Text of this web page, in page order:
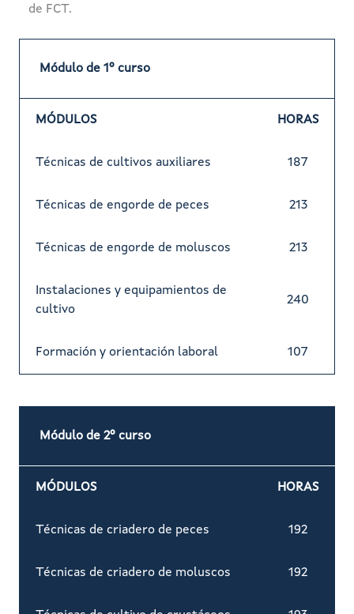
de FCT.
Módulo de 1º curso
MÓDULOS HORAS
Técnicas de cultivos auxiliares 187
Técnicas de engorde de peces 213
Técnicas de engorde de moluscos 213
Instalaciones y equipamientos de
cultivo
240
Formación y orientación laboral 107
Módulo de 2º curso
MÓDULOS HORAS
Técnicas de criadero de peces 192
Técnicas de criadero de moluscos 192